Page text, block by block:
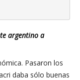
argentino a
Pasaron los
daba sólo buenas